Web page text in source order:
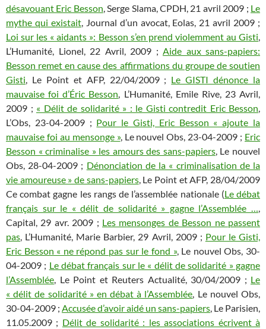
désavouant Eric Besson, Serge Slama, CPDH, 21 avril 2009 ; Le
mythe qui existait, Journal d’un avocat, Eolas, 21 avril 2009 ;
Loi sur les « aidants »: Besson s’en prend violemment au Gisti,
L’Humanité, Lionel, 22 Avril, 2009 ; Aide aux sans-papiers:
Besson remet en cause des affirmations du groupe de soutien
Gisti, Le Point et AFP, 22/04/2009 ; Le GISTI dénonce la
mauvaise foi d’Éric Besson, L’Humanité, Emile Rive, 23 Avril,
2009 ; « Délit de solidarité » : le Gisti contredit Eric Besson,
L’Obs, 23-04-2009 ; Pour le Gisti, Eric Besson « ajoute la
mauvaise foi au mensonge », Le nouvel Obs, 23-04-2009 ; Eric
Besson « criminalise » les amours des sans-papiers, Le nouvel
Obs, 28-04-2009 ; Dénonciation de la « criminalisation de la
vie amoureuse » de sans-papiers, Le Point et AFP, 28/04/2009
Ce combat gagne les rangs de l’assemblée nationale (Le débat
français sur le « délit de solidarité » gagne l’Assemblée …,
Capital, 29 avr. 2009 ; Les mensonges de Besson ne passent
pas, L’Humanité, Marie Barbier, 29 Avril, 2009 ; Pour le Gisti,
Eric Besson « ne répond pas sur le fond », Le nouvel Obs, 30-
04-2009 ; Le débat français sur le « délit de solidarité » gagne
l’Assemblée, Le Point et Reuters Actualité, 30/04/2009 ; Le
« délit de solidarité » en débat à l’Assemblée, Le nouvel Obs,
30-04-2009 ; Accusée d’avoir aidé un sans-papiers, Le Parisien,
11.05.2009 ; Délit de solidarité : les associations écrivent à